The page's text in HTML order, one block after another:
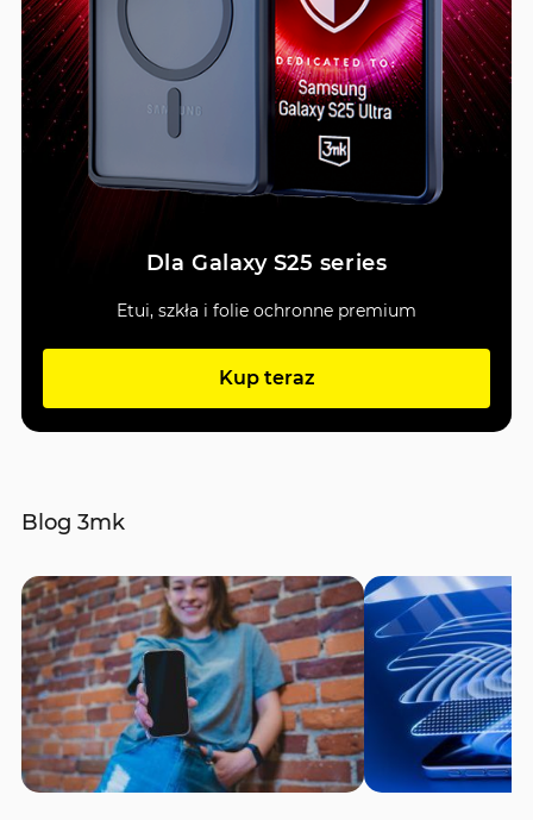
Dla Galaxy S25 series
Etui, szkła i folie ochronne premium
Kup teraz
Blog 3mk